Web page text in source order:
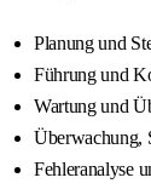
Planung und
Führung und
Wartung und
Überwachung,
Fehleranalyse